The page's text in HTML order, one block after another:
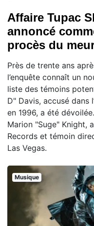
Affaire Tupac
annoncé
procès du
Près de trente ans
l’enquête connaît un
liste des témoins
D" Davis, accusé dans
en 1996, a été
Marion "Suge" Knight,
Records et témoin
Las Vegas.
Musique